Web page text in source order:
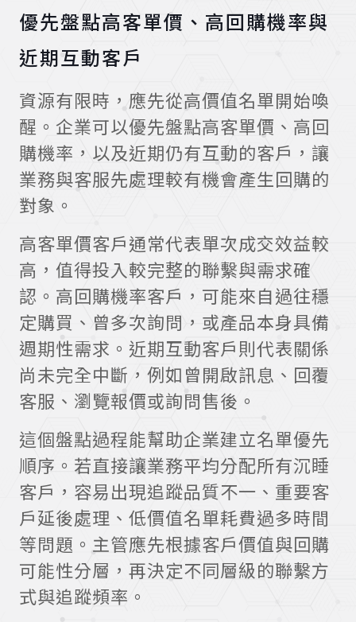
優先盤點高客單價、高回購機率與
近期互動客戶
資源有限時，應先從高價值名單開始喚
醒。企業可以優先盤點高客單價、高回
購機率，以及近期仍有互動的客戶，讓
業務與客服先處理較有機會產生回購的
對象。
高客單價客戶通常代表單次成交效益較
高，值得投入較完整的聯繫與需求確
認。高回購機率客戶，可能來自過往穩
定購買、曾多次詢問，或產品本身具備
週期性需求。近期互動客戶則代表關係
尚未完全中斷，例如曾開啟訊息、回覆
客服、瀏覽報價或詢問售後。
這個盤點過程能幫助企業建立名單優先
順序。若直接讓業務平均分配所有沉睡
客戶，容易出現追蹤品質不一、重要客
戶延後處理、低價值名單耗費過多時間
等問題。主管應先根據客戶價值與回購
可能性分層，再決定不同層級的聯繫方
式與追蹤頻率。